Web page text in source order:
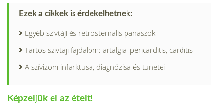
Ezek a cikkek is érdekelhetnek:
Egyéb szívtáji és retrosternalis panaszok
Tartós szívtáji fájdalom: artalgia, pericarditis, carditis
A szívizom infarktusa, diagnózisa és tünetei
Képzeljük el az ételt!